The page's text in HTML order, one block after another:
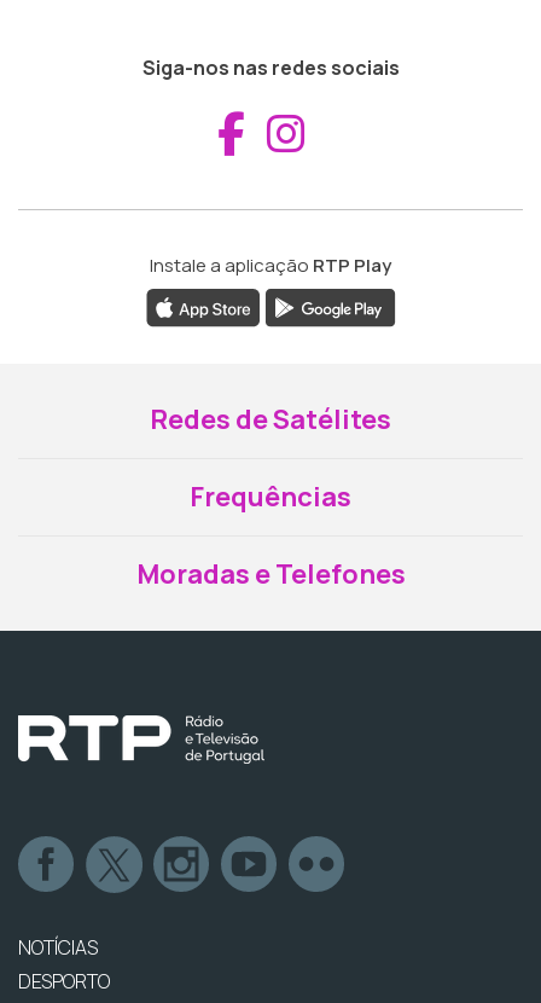
Siga-nos nas redes sociais
Aceder ao
Instale a aplicação RTP Play
Redes de Satélites
Frequências
Moradas e Telefones
NOTÍCIAS
DESPORTO